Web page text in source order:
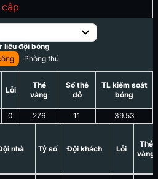
liệu đội bóng
Phòng thủ
Lỗi
0
Thẻ
vàng
276
Số thẻ
đỏ
11
TL kiểm soát
bóng
39.53
nhà Tỷ số Đội khách Lỗi
Thẻ
vàng